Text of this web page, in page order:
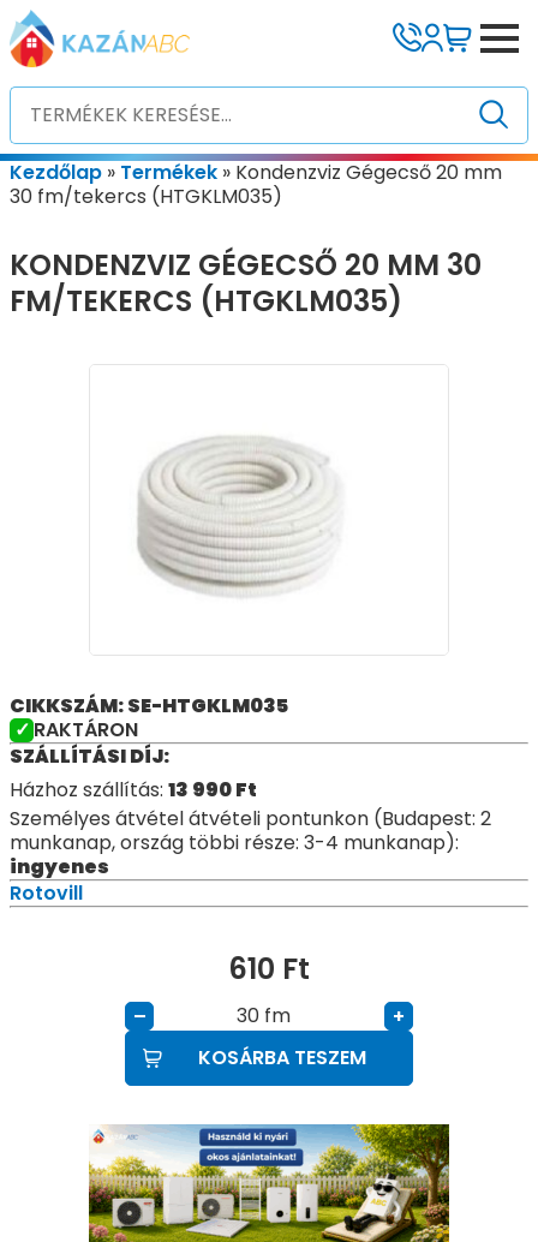
Kezdőlap » Termékek » Kondenzviz Gégecső 20 mm
30 fm/tekercs (HTGKLM035)
KONDENZVIZ GÉGECSŐ 20 MM 30
FM/TEKERCS (HTGKLM035)
CIKKSZÁM: SE-HTGKLM035
RAKTÁRON
SZÁLLÍTÁSI DÍJ:
Házhoz szállítás: 13 990Ft
Személyes átvétel átvételi pontunkon (Budapest: 2
munkanap, ország többi része: 3-4 munkanap):
ingyenes
Rotovill
610 Ft
– fm
+
KOSÁRBA TESZEM